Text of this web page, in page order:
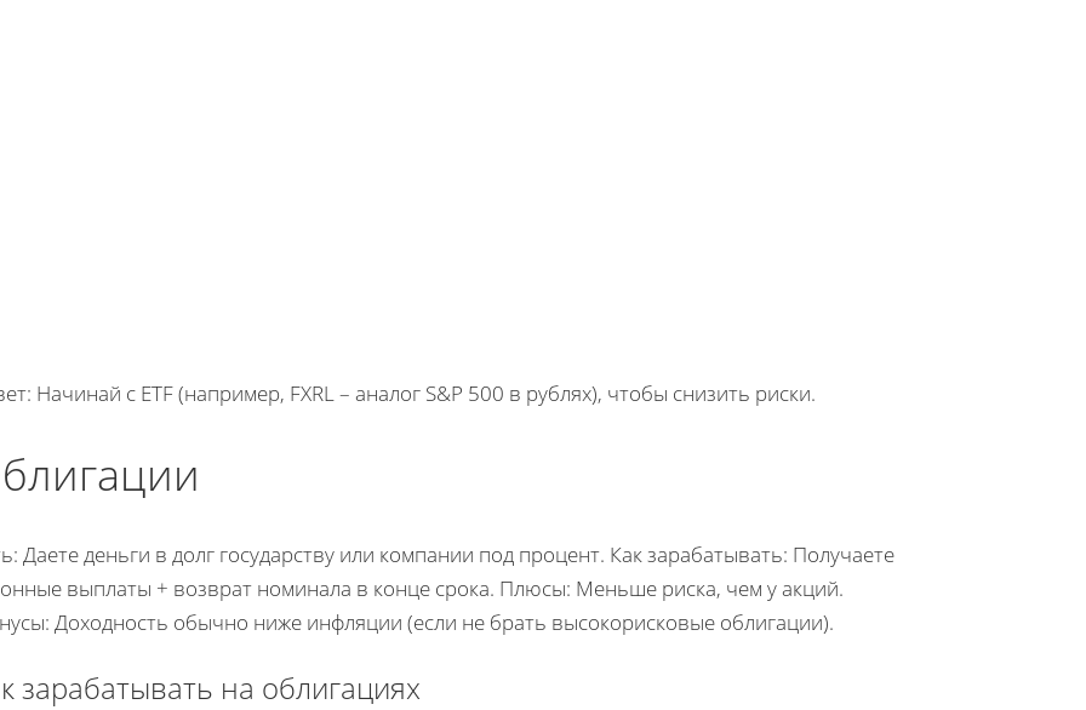
Начинай с ETF (например, FXRL – аналог S&P 500 в рублях), чтобы снизить риски.
Даете деньги в долг государству или компании под процент. Как зарабатывать: Получаете
выплаты + возврат номинала в конце срока. Плюсы: Меньше риска, чем у акций.
Доходность обычно ниже инфляции (если не брать высокорисковые облигации).
зарабатывать на облигациях